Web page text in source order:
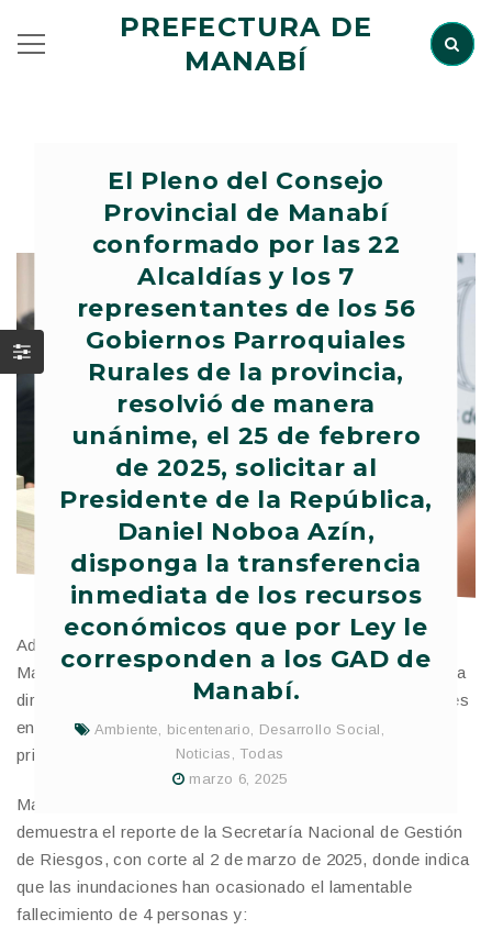
PREFECTURA DE
MANABÍ
El Pleno del Consejo
Provincial de Manabí
conformado por las 22
Alcaldías y los 7
representantes de los 56
Gobiernos Parroquiales
Rurales de la provincia,
resolvió de manera
unánime, el 25 de febrero
de 2025, solicitar al
Presidente de la República,
Daniel Noboa Azín,
disponga la transferencia
inmediata de los recursos
económicos que por Ley le
corresponden a los GAD de
Manabí.
Ambiente, bicentenario, Desarrollo Social ,
Noticias , Todas
marzo 6, 2025
Además solicitaron una reunión de trabajo al Primer
Mandatario, con la finalidad de ser escuchados de manera
directa respecto de los principales problemas y soluciones
en beneficio del territorio y población de Manabí,
principalmente por las afectaciones de la etapa invernal.
Manabí es la provincia más afectada del Ecuador, así lo
demuestra el reporte de la Secretaría Nacional de Gestión
de Riesgos, con corte al 2 de marzo de 2025, donde indica
que las inundaciones han ocasionado el lamentable
fallecimiento de 4 personas y: